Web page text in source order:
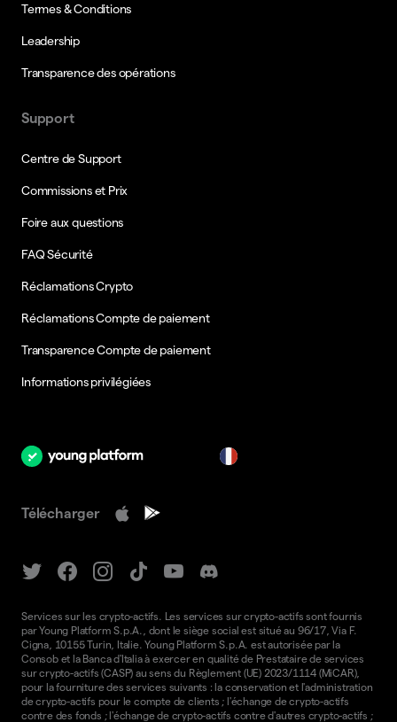
Termes & Conditions
Leadership
Transparence des opérations
Support
Centre de Support
Commissions et Prix
Foire aux questions
FAQ Sécurité
Réclamations Crypto
Réclamations Compte de paiement
Transparence Compte de paiement
Informations privilégiées
Télécharger
Services sur les crypto-actifs. Les services sur crypto-actifs sont fournis
par Young Platform S.p.A., dont le siège social est situé au 96/17, Via F.
Cigna, 10155 Turin, Italie. Young Platform S.p.A. est autorisée par la
Consob et la Banca d'Italia à exercer en qualité de Prestataire de services
sur crypto-actifs (CASP) au sens du Règlement (UE) 2023/1114 (MiCAR),
pour la fourniture des services suivants : la conservation et l'administration
de crypto-actifs pour le compte de clients ; l'échange de crypto-actifs
contre des fonds ; l'échange de crypto-actifs contre d'autres crypto-actifs ;